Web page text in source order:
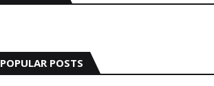
POPULAR POSTS